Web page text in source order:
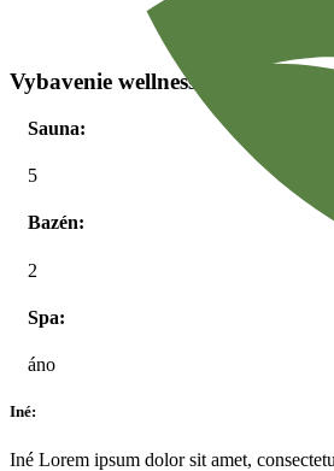
Vybavenie wellnessu
Sauna:
5
Bazén:
2
Spa:
áno
Iné:
Iné Lorem ipsum dolor sit amet,